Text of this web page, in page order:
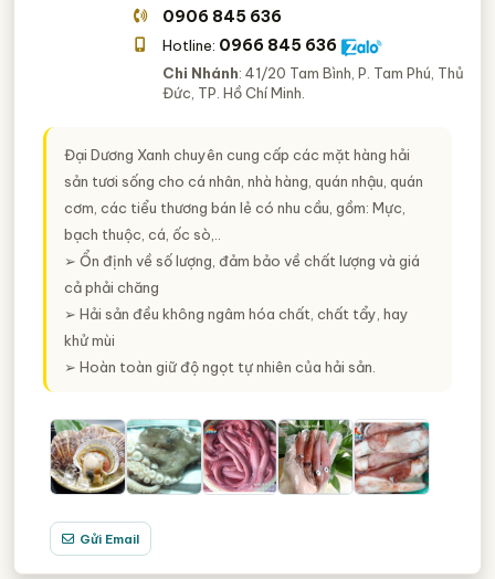
0906 845 636
Hotline: 0966 845 636
Chi Nhánh: 41/20 Tam Bình, P. Tam Phú, Thủ
Đức, TP. Hồ Chí Minh.
Đại Dương Xanh chuyên cung cấp các mặt hàng hải
sản tươi sống cho cá nhân, nhà hàng, quán nhậu, quán
cơm, các tiểu thương bán lẻ có nhu cầu, gồm: Mực,
bạch thuộc, cá, ốc sò,..
➢ Ổn định về số lượng, đảm bảo về chất lượng và giá
cả phải chăng
➢ Hải sản đều không ngâm hóa chất, chất tẩy, hay
khử mùi
➢ Hoàn toàn giữ độ ngọt tự nhiên của hải sản.
Gửi Email